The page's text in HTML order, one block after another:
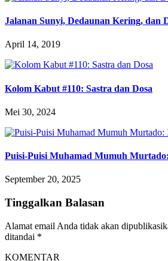
Jalanan Sunyi, Dedaunan Kering, dan
April 14, 2019
Kolom Kabut #110: Sastra dan Dosa
Mei 30, 2024
Puisi-Puisi Muhamad Mumuh
September 20, 2025
Tinggalkan Balasan
Alamat email Anda tidak akan
ditandai *
KOMENTAR